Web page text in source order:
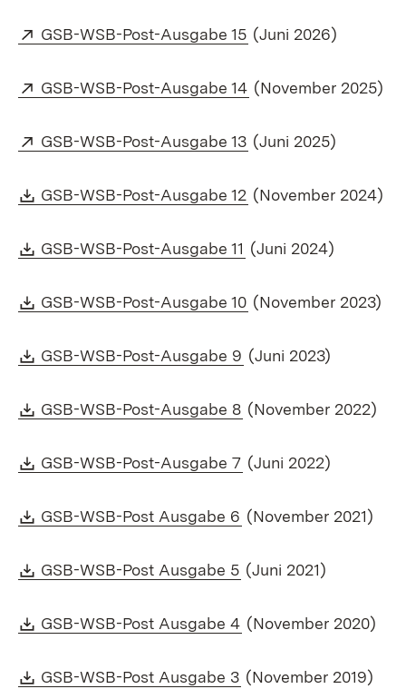
Extern:
GSB-WSB-Post-Ausgabe 15 (Öffnet in neuem
(Juni 2026)
Extern:
GSB-WSB-Post-Ausgabe 14 (Öffnet in neuem
(November 2025)
Extern:
GSB-WSB-Post-Ausgabe 13 (Öffnet in neuem
(Juni 2025)
Download:
GSB-WSB-Post-Ausgabe 12 (Öffnet in neuem
(November 2024)
Download:
GSB-WSB-Post-Ausgabe 11 (Öffnet in neuem
(Juni 2024)
Download:
GSB-WSB-Post-Ausgabe 10 (Öffnet in neuem
(November 2023)
Download:
GSB-WSB-Post-Ausgabe 9 (Öffnet in neuem
(Juni 2023)
Download:
GSB-WSB-Post-Ausgabe 8 (Öffnet in neuem
(November 2022)
Download:
GSB-WSB-Post-Ausgabe 7 (Öffnet in neuem
(Juni 2022)
Download:
GSB-WSB-Post Ausgabe 6 (Öffnet in neuem
(November 2021)
Download:
GSB-WSB-Post Ausgabe 5 (Öffnet in neuem
(Juni 2021)
Download:
GSB-WSB-Post Ausgabe 4 (Öffnet in neuem
(November 2020)
Download:
GSB-WSB-Post Ausgabe 3 (Öffnet in neuem
(November 2019)